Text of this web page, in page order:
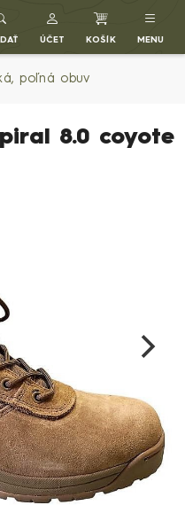
ÚČET KOŠÍK MENU
poľná obuv
8.0 coyote